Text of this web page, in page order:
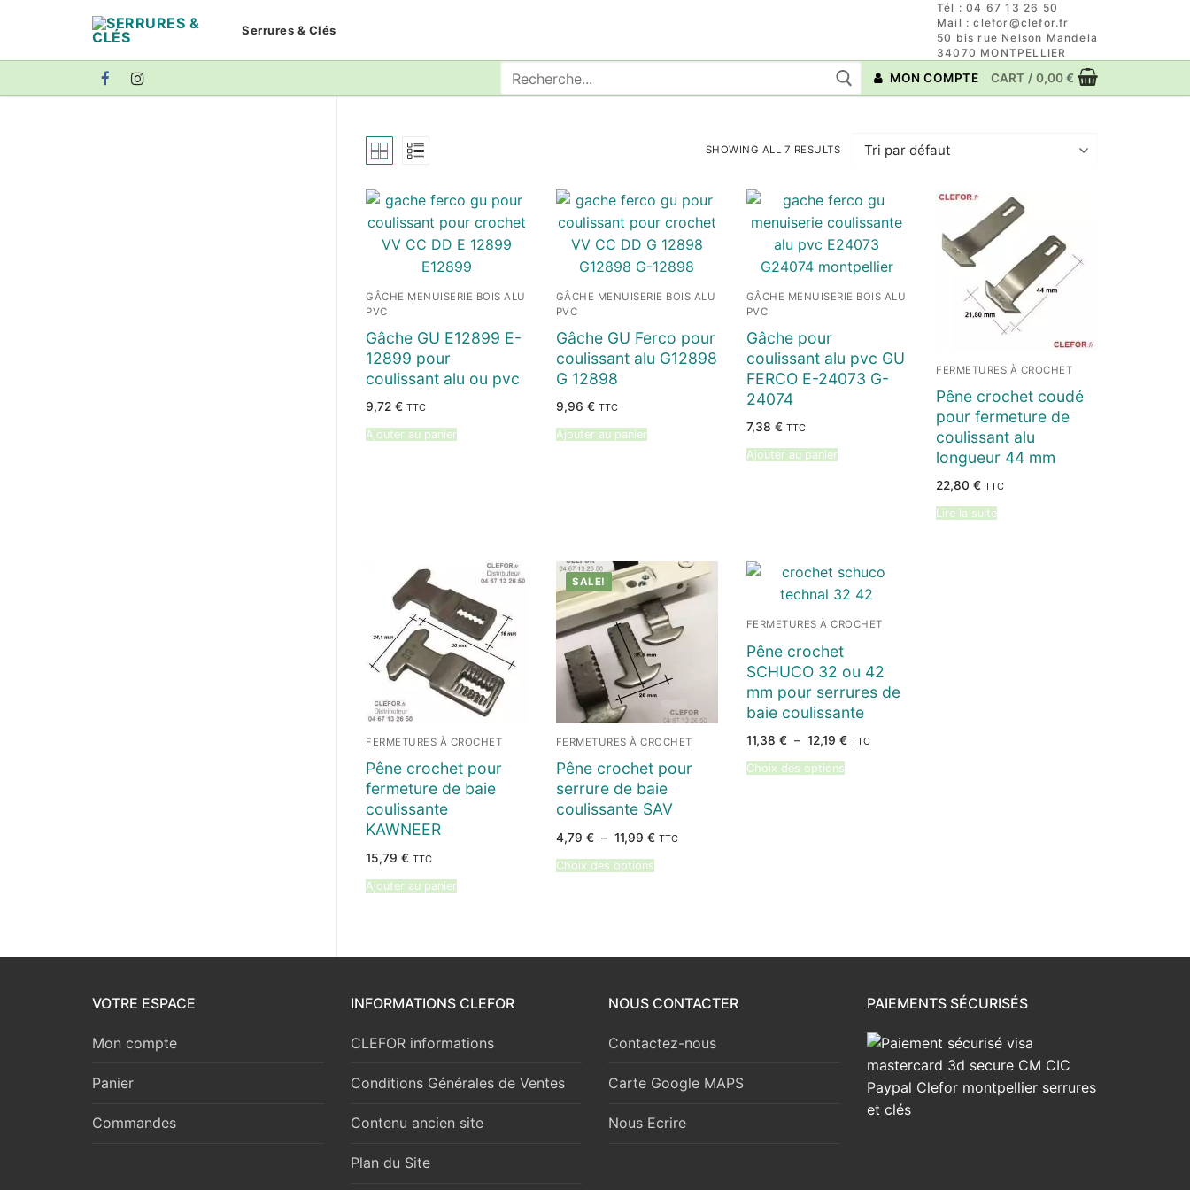
Serrures & Clés
Tél : 04 67 13 26 50
Mail : clefor@clefor.fr
50 bis rue Nelson Mandela
34070 MONTPELLIER
Rechercher
:
MON COMPTE CART / 0,00€
SHOWING ALL 7 RESULTS
GÂCHE MENUISERIE BOIS ALU
PVC
Gâche GU E12899 E-
12899 pour
coulissant alu ou pvc
9,72 € TTC
Ajouter au panier
GÂCHE MENUISERIE BOIS ALU
PVC
Gâche GU Ferco pour
coulissant alu G12898
G 12898
9,96 € TTC
Ajouter au panier
GÂCHE MENUISERIE BOIS ALU
PVC
Gâche pour
coulissant alu pvc GU
FERCO E-24073 G-
24074
7,38 € TTC
Ajouter au panier
FERMETURES À CROCHET
Pêne crochet coudé
pour fermeture de
coulissant alu
longueur 44 mm
22,80€ TTC
Lire la suite
FERMETURES À CROCHET
Pêne crochet pour
fermeture de baie
coulissante
KAWNEER
15,79 € TTC
Ajouter au panier
SALE!
FERMETURES À CROCHET
Pêne crochet pour
serrure de baie
coulissante SAV
4,79 € – 11,99 €Plage
prix :
4,79 €
TTC
Choix des options
FERMETURES À CROCHET
Pêne crochet
SCHUCO 32 ou 42
mm pour serrures de
baie coulissante
11,38 € – 12,19 €Plage
TTC
Choix des options
VOTRE ESPACE
Mon compte
Panier
Commandes
INFORMATIONS CLEFOR
CLEFOR informations
Conditions Générales de Ventes
Contenu ancien site
Plan du Site
NOUS CONTACTER
Contactez-nous
Carte Google MAPS
Nous Ecrire
PAIEMENTS SÉCURISÉS